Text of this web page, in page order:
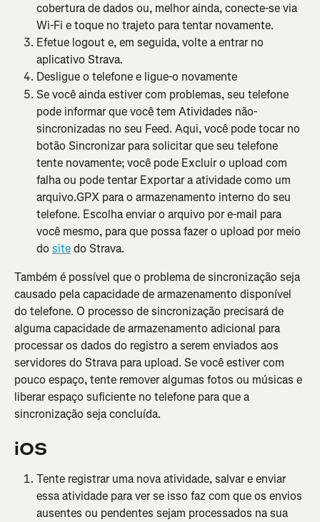
cobertura de dados ou, melhor ainda, conecte-se via
Wi-Fi e toque no trajeto para tentar novamente.
Efetue logout e, em seguida, volte a entrar no
aplicativo Strava.
Desligue o telefone e ligue-o novamente
Se você ainda estiver com problemas, seu telefone
pode informar que você tem Atividades não-
sincronizadas no seu Feed. Aqui, você pode tocar no
botão Sincronizar para solicitar que seu telefone
tente novamente; você pode Excluir o upload com
falha ou pode tentar Exportar a atividade como um
arquivo.GPX para o armazenamento interno do seu
telefone. Escolha enviar o arquivo por e-mail para
você mesmo, para que possa fazer o upload por meio
do site do Strava.
Também é possível que o problema de sincronização seja
causado pela capacidade de armazenamento disponível
do telefone. O processo de sincronização precisará de
alguma capacidade de armazenamento adicional para
processar os dados do registro a serem enviados aos
servidores do Strava para upload. Se você estiver com
pouco espaço, tente remover algumas fotos ou músicas e
liberar espaço suficiente no telefone para que a
sincronização seja concluída.
iOS
Tente registrar uma nova atividade, salvar e enviar
essa atividade para ver se isso faz com que os envios
ausentes ou pendentes sejam processados na sua